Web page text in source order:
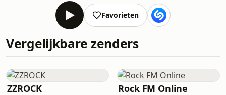
Favorieten
Vergelijkbare zenders
ZZROCK Rock FM Online